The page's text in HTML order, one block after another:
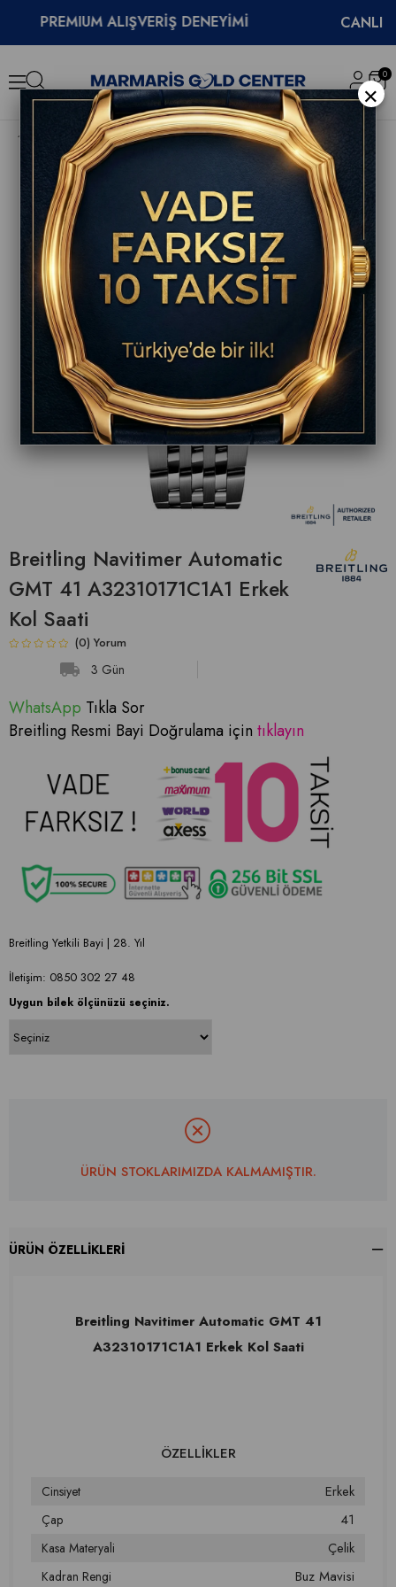
PREMIUM ALIŞVERİŞ DENEYİMİ CANLI
0
Breitling Navitimer Automatic GMT 41 A32310171C1A1 Erkek Kol Saati
Breitling Navitimer Automatic
GMT 41 A32310171C1A1 Erkek
Kol Saati
(0)
3 Gün
WhatsApp Tıkla Sor
Breitling Resmi Bayi Doğrulama için tıklayın
Breitling Yetkili Bayi | 28. Yıl
İletişim: 0850 302 27 48
Uygun bilek ölçünüzü seçiniz.
ÜRÜN STOKLARIMIZDA KALMAMIŞTIR.
ÜRÜN ÖZELLIKLERI
Breitling Navitimer Automatic GMT 41
A32310171C1A1 Erkek Kol Saati
Cinsiyet Erkek
Çap 41
Kasa Materyali Çelik
Kadran Rengi Buz Mavisi
×